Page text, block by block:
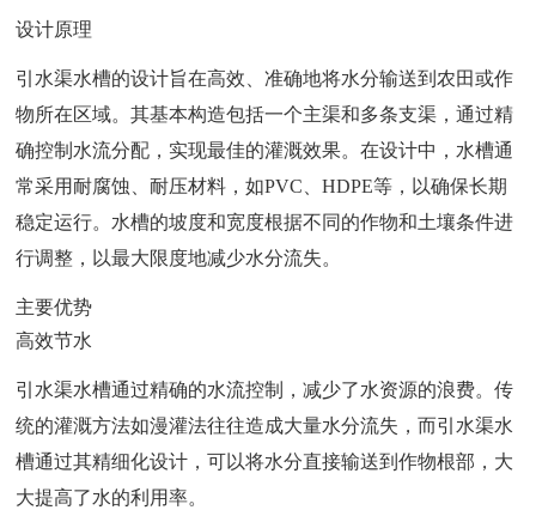
设计原理
引水渠水槽的设计旨在高效、准确地将水分输送到农田或作
物所在区域。其基本构造包括一个主渠和多条支渠，通过精
确控制水流分配，实现最佳的灌溉效果。在设计中，水槽通
常采用耐腐蚀、耐压材料，如PVC、HDPE等，以确保长期
稳定运行。水槽的坡度和宽度根据不同的作物和土壤条件进
行调整，以最大限度地减少水分流失。
主要优势
高效节水
引水渠水槽通过精确的水流控制，减少了水资源的浪费。传
统的灌溉方法如漫灌法往往造成大量水分流失，而引水渠水
槽通过其精细化设计，可以将水分直接输送到作物根部，大
大提高了水的利用率。